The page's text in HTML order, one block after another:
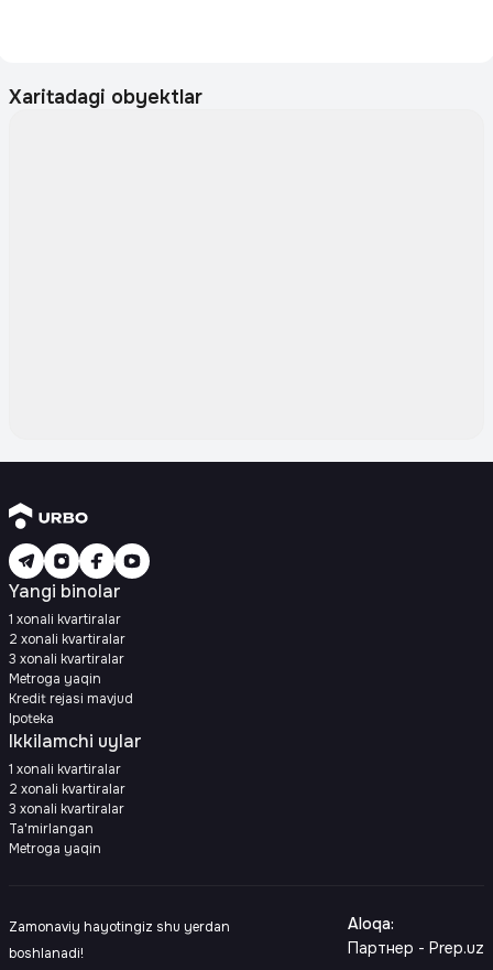
Xaritadagi obyektlar
Yangi binolar
1 xonali kvartiralar
2 xonali kvartiralar
3 xonali kvartiralar
Metroga yaqin
Kredit rejasi mavjud
Ipoteka
Ikkilamchi uylar
1 xonali kvartiralar
2 xonali kvartiralar
3 xonali kvartiralar
Ta'mirlangan
Metroga yaqin
Zamonaviy hayotingiz shu yerdan
boshlanadi!
Aloqa:
Партнер - Prep.uz